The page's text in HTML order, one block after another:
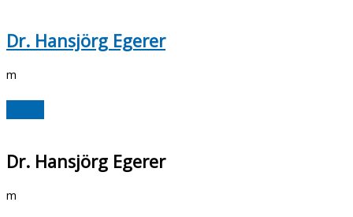
Dr. Hansjörg Egerer
m
Dr. Hansjörg Egerer
m